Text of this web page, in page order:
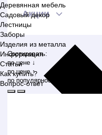
Деревянная мебель
Садовый декор
Лестницы
Заборы
Изделия из металла
Информация
Статьи
Как купить?
Вопрос-ответ
Акции
Сортировать:
по цене ↓
по цене ↑
по популярности